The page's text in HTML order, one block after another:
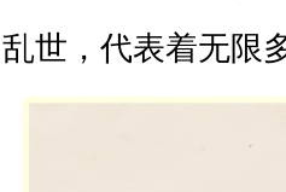
乱世，代表着无限